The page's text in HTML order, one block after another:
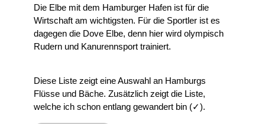
Die Elbe mit dem Hamburger Hafen ist für die
Wirtschaft am wichtigsten. Für die Sportler ist es
dagegen die Dove Elbe, denn hier wird olympisch
Rudern und Kanurennsport trainiert.
Diese Liste zeigt eine Auswahl an Hamburgs
Flüsse und Bäche. Zusätzlich zeigt die Liste,
welche ich schon entlang gewandert bin (✓).